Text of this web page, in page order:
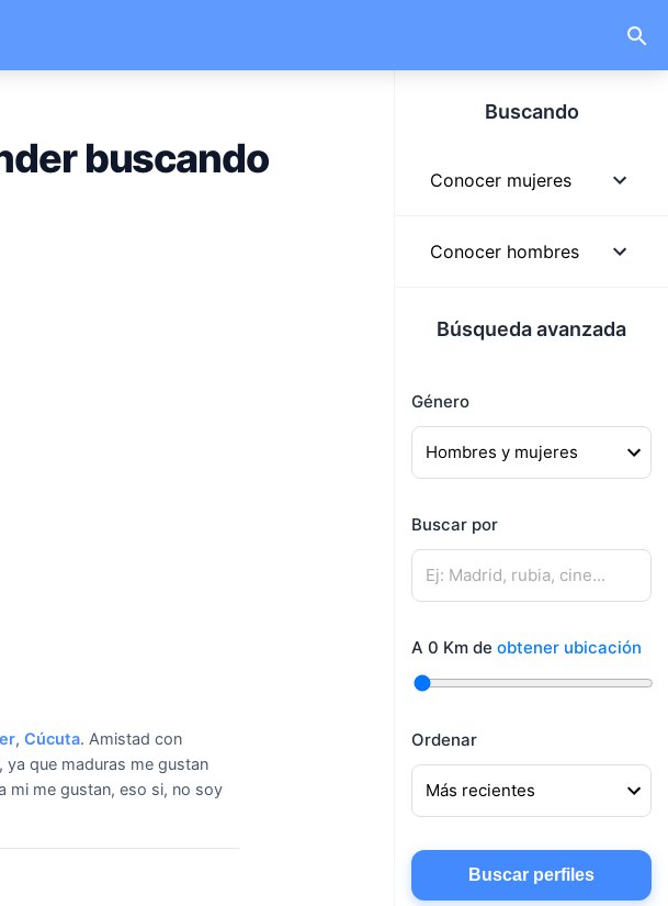
Buscando
Conocer mujeres
Mujeres lindas
Mujeres buscando
hombres
Mujeres buscando pareja
Mujeres buscando
amigos
Mujeres buscando
Mujeres buscando
Conocer hombres
Hombres guapos
Hombres buscando
Hombres buscando
pareja
amigos
Búsqueda avanzada
Género
Buscar por
A 0 Km de obtener ubicación
Ordenar
Buscar perfiles
buscando
, Cúcuta. Amistad con
ya que maduras me gustan
mi me gustan, eso si, no soy